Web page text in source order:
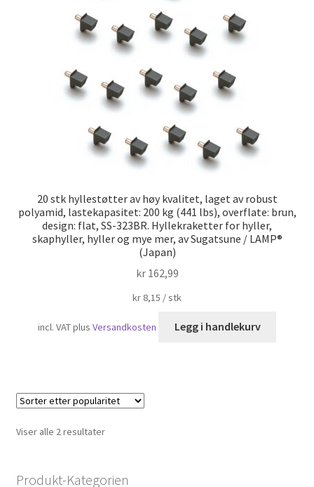
20 stk hyllestøtter av høy kvalitet, laget av robust
polyamid, lastekapasitet: 200 kg (441 lbs), overflate: brun,
design: flat, SS-323BR. Hyllekraketter for hyller,
skaphyller, hyller og mye mer, av Sugatsune / LAMP®
(Japan)
kr162,99
kr 8,15 /stk
incl. VATplus Versandkosten Legg i handlekurv
Viser alle 2 resultaterSortert
Produkt-Kategorien